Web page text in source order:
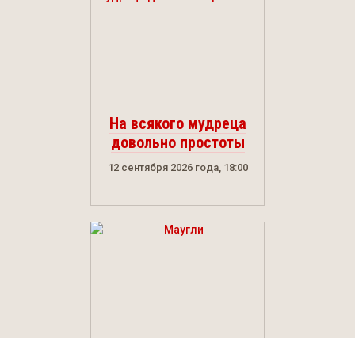
На всякого мудреца
довольно простоты
12 сентября 2026 года, 18:00